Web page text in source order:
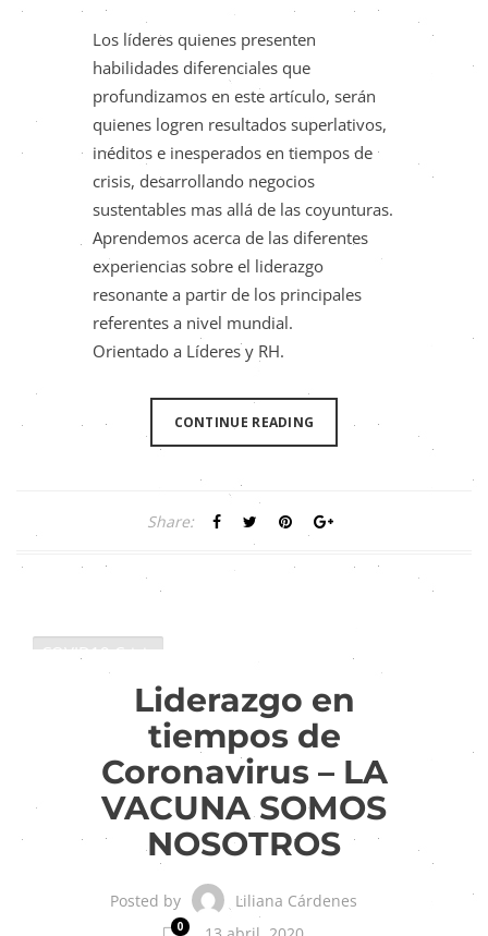
Los líderes quienes presenten
habilidades diferenciales que
profundizamos en este artículo, serán
quienes logren resultados superlativos,
inéditos e inesperados en tiempos de
crisis, desarrollando negocios
sustentables mas allá de las coyunturas.
Aprendemos acerca de las diferentes
experiencias sobre el liderazgo
resonante a partir de los principales
referentes a nivel mundial.
Orientado a Líderes y RH.
CONTINUE READING
Share:
COVID19 Crisis
Liderazgo en
tiempos de
Coronavirus – LA
VACUNA SOMOS
NOSOTROS
Posted by Liliana Cárdenes
0